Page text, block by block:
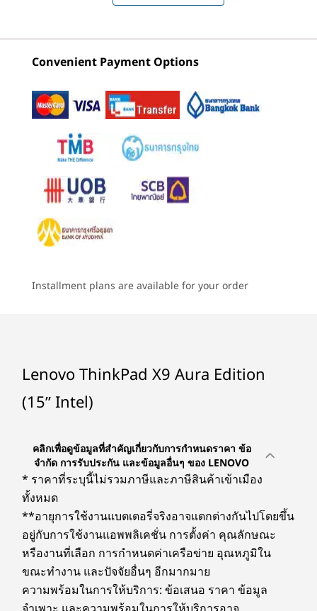
กำลังลังเลใช่ไหม อย่ารอช้า
รับส่วนลด 50% เลยตอนนี้!
ประหยัดครั้งใหญ่กับพีซีเครื่องนี้และ
ปลดล็อกข้อเสนอพิเศษสำหรับปีใหม่
ซื้ออย่างชาญฉลาดยิ่งขึ้นและ
ประหยัดเงินวันนี้
ราคาโดยประมาณ
ประหยัด
ราคาของคุณ ฿59,771.43
EDITION
สมาร์ทโหมดเพื่อเทคโนโลยีที่
สมาร์ทกว่า
มิตรคู่ใจของคุณ
Lenovo และ Intel
อุตสาหกรรม หลายปีที่เราได้ทำงานร่วมกัน
มาตอนนี้ตกผลึกเป็นโซลูชันซอฟต์แวร์ใหม่
เอี่ยมที่จะยกระดับประสบการณ์ประจำวัน
ของคุณ ผลิตภัณฑ์ที่ดีที่สุด ประสบการณ์ที่ดี
ที่สุด Lenovo Aura Edition
สองอุปกรณ์ หนึ่งวิสัยทัศน์
สูงสุด 32G LPDDR5x 8533MT/s ช่องสัญญาณคู่, บัดกรี
อุปกรณ์จัดเก็บข้อมูล
2TB M.2 PCIe Gen4x4 SSD (2242)
แบตเตอรี่
รองรับการชาร์จรวดเร็ว (60 นาที = 80% ชาร์จ) ต้องการอะ
แดปเตอร์แปลงไฟขนาด 65W หรือสูงกว่า
®
อินเทอร์เฟซโปรเซสเซอร์อุตสาหกรรมมือถือ 4K 8MP (MIPI),
RGB & อินฟราเรด (IR) พร้อม e-ชัตเตอร์ความเป็นส่วนตัว
ข้อมูลจำเพาะอาจแตกต่างกันไปตามภูมิภาค / รุ่น
การเชื่อมต่อ
พอร์ต/ช่องเสียบ
USB-C®รวม 2 ช่อง (Thunderbolt™ 4, USB 40Gbps)
USB-A (USB 10Gbps)
ชุดเฮดโฟน / ไมโครโฟน
HDMI 2.1 (รองรับความละเอียดสูงสุด 4K@60Hz)
฿1,267.01 รวม VAT และค่าจัดส่ง
เปรียบเทียบ ร้านค้า
฿59,771.43 ฿50,697.49
ร้านค้า
Explore All Laptops
Convenient Payment Options
Installment plans are available for your order
Lenovo ThinkPad X9 Aura Edition
(15ʺ Intel)
คลิกเพื่อดูข้อมูลที่สำคัญเกี่ยวกับการกำหนดราคา ข้อ
จำกัด การรับประกัน และข้อมูลอื่นๆ ของ LENOVO
* ราคาที่ระบุนี้ไม่รวมภาษีและภาษีสินค้าเข้าเมือง
ทั้งหมด
**อายุการใช้งานแบตเตอรี่จริงอาจแตกต่างกันไปโดยขึ้น
อยู่กับการใช้งานแอพพลิเคชั่น การตั้งค่า คุณลักษณะ
หรืองานที่เลือก การกำหนดค่าเครือข่าย อุณหภูมิใน
ขณะทำงาน และปัจจัยอื่นๆ อีกมากมาย
ความพร้อมในการให้บริการ: ข้อเสนอ ราคา ข้อมูล